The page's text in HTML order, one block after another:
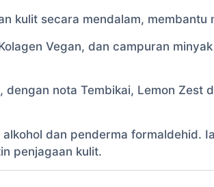
kulit secara mendalam, membantu
Vegan, dan campuran
nota Tembikai, Lemon Zest
dan penderma formaldehid.
penjagaan kulit.